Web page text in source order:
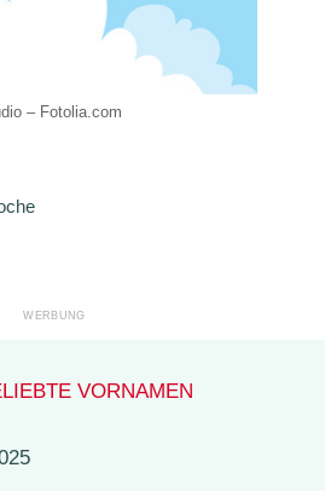
– Fotolia.com
VORNAMEN